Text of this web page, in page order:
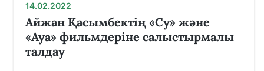
14.02.2022
Айжан Қасымбектің «Су» және
«Ауа» фильмдеріне салыстырмалы
талдау